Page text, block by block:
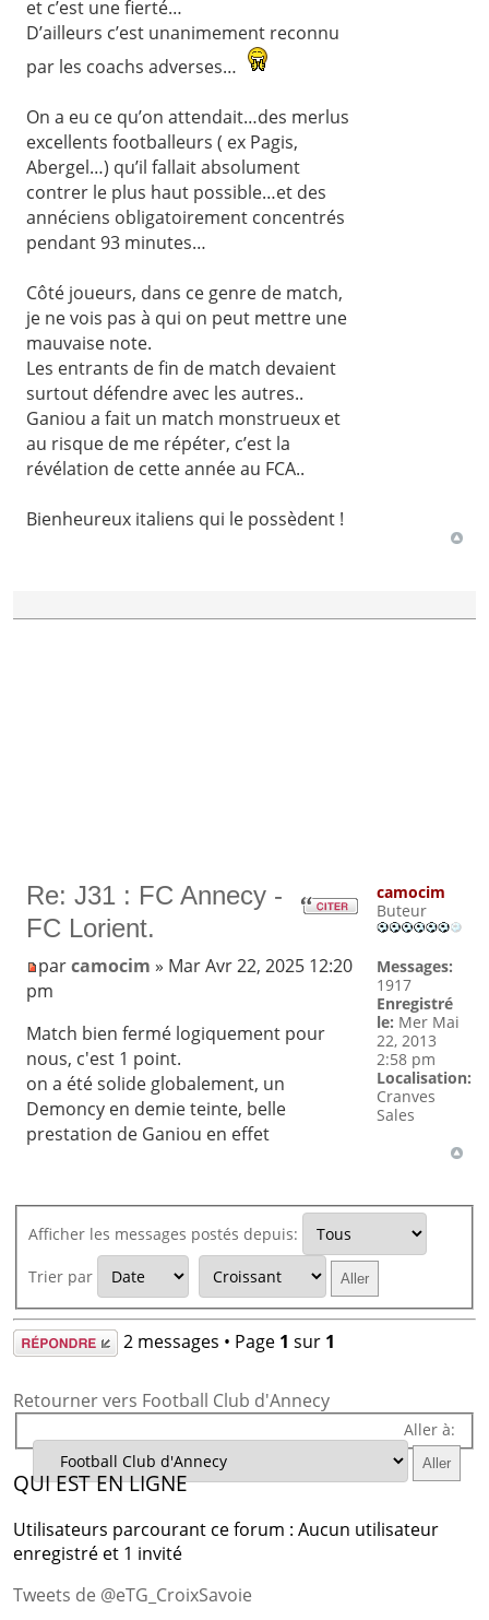
et c’est une fierté…
D’ailleurs c’est unanimement reconnu
par les coachs adverses…
On a eu ce qu’on attendait…des merlus
excellents footballeurs ( ex Pagis,
Abergel…) qu’il fallait absolument
contrer le plus haut possible…et des
annéciens obligatoirement concentrés
pendant 93 minutes…
Côté joueurs, dans ce genre de match,
je ne vois pas à qui on peut mettre une
mauvaise note.
Les entrants de fin de match devaient
surtout défendre avec les autres..
Ganiou a fait un match monstrueux et
au risque de me répéter, c’est la
révélation de cette année au FCA..
Bienheureux italiens qui le possèdent !
Re: J31 : FC Annecy -
FC Lorient.
parcamocim » Mar Avr 22, 2025 12:20
pm
Match bien fermé logiquement pour
nous, c'est 1 point.
on a été solide globalement, un
Demoncy en demie teinte, belle
prestation de Ganiou en effet
camocim
Buteur
Messages:
1917
Enregistré
le: Mer Mai
22, 2013
2:58 pm
Localisation:
Cranves
Sales
Afficher les messages postés depuis:
Trier par
Répondre 2 messages • Page 1 sur 1
Retourner vers Football Club d'Annecy
Aller à:
QUI EST EN LIGNE
Utilisateurs parcourant ce forum : Aucun utilisateur
enregistré et 1 invité
Tweets de @eTG_CroixSavoie